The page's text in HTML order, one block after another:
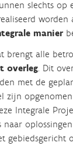
slechts op
worden
manier
brengt alle
overleg. Dit
met de
zijn
Integrale
naar
gebiedsgericht